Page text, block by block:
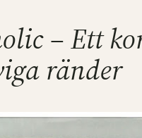
– Ett
ränder